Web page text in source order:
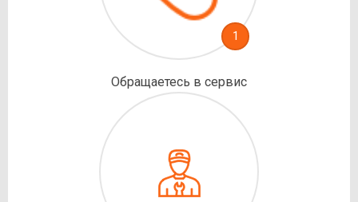
1
Обращаетесь в сервис